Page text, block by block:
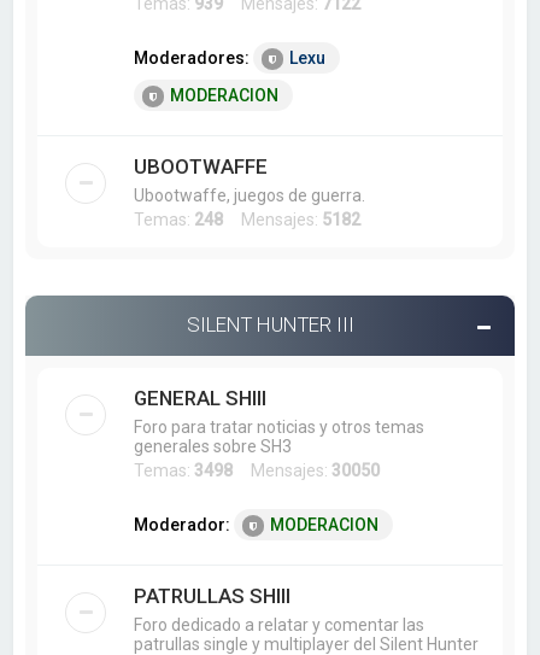
Moderadores:
Lexu
MODERACION
UBOOTWAFFE
Ubootwaffe, juegos de guerra.
Temas: 248 Mensajes: 5182
SILENT HUNTER III
GENERAL SHIII
Foro para tratar noticias y otros temas
generales sobre SH3
Temas: 3498 Mensajes: 30050
Moderador: MODERACION
PATRULLAS SHIII
Foro dedicado a relatar y comentar las
patrullas single y multiplayer del Silent Hunter